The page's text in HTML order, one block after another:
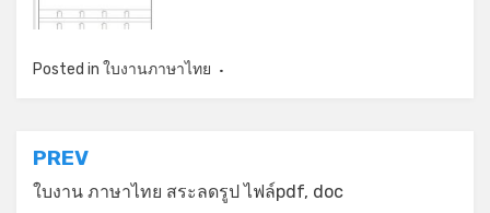
Posted in ใบงานภาษาไทย
แนะแนว
เรื่อง
PREV
ใบงาน ภาษาไทย สระลดรูป ไฟล์pdf, doc